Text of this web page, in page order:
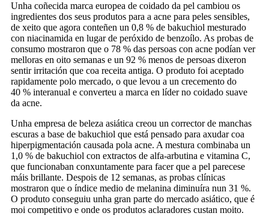
Unha coñecida marca europea de coidado da pel cambiou os
ingredientes dos seus produtos para a acne para peles sensibles,
de xeito que agora conteñen un 0,8 % de bakuchiol mesturado
con niacinamida en lugar de peróxido de benzoílo. As probas de
consumo mostraron que o 78 % das persoas con acne podían ver
melloras en oito semanas e un 92 % menos de persoas dixeron
sentir irritación que coa receita antiga. O produto foi aceptado
rapidamente polo mercado, o que levou a un crecemento do
40 % interanual e converteu a marca en líder no coidado suave
da acne.
Unha empresa de beleza asiática creou un corrector de manchas
escuras a base de bakuchiol que está pensado para axudar coa
hiperpigmentación causada pola acne. A mestura combinaba un
1,0 % de bakuchiol con extractos de alfa-arbutina e vitamina C,
que funcionaban conxuntamente para facer que a pel parecese
máis brillante. Despois de 12 semanas, as probas clínicas
mostraron que o índice medio de melanina diminuíra nun 31 %.
O produto conseguiu unha gran parte do mercado asiático, que é
moi competitivo e onde os produtos aclaradores custan moito.